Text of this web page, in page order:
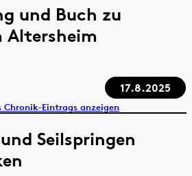
und Buch zu
Altersheim
17.8.2025
Chronik-Eintrags anzeigen
Seilspringen